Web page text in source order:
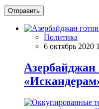
Отправить
Политика
6 октябрь 2020
Азербайджан